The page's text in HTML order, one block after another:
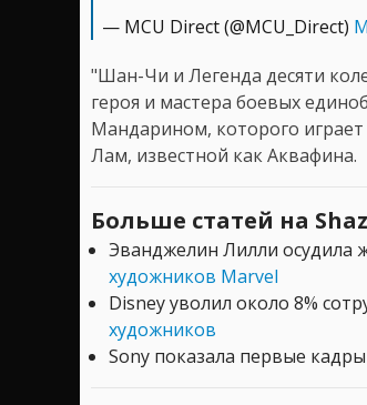
— MCU Direct (@MCU_Direct)
"Шан-Чи и Легенда десяти
героя и мастера боевых
Мандарином, которого
Лам, известной как Аквафина.
Больше статей на
Эванджелин Лилли осудила
художников Marvel
Disney уволил около 8%
художников
Sony показала первые